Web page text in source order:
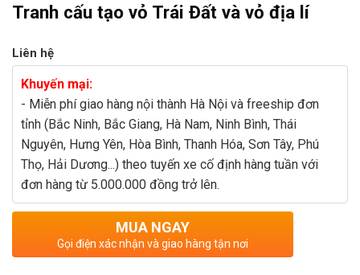
Tranh cấu tạo vỏ Trái Đất và vỏ địa lí
Liên hệ
Khuyến mại:
- Miễn phí giao hàng nội thành Hà Nội và freeship đơn
tỉnh (Bắc Ninh, Bắc Giang, Hà Nam, Ninh Bình, Thái
Nguyên, Hưng Yên, Hòa Bình, Thanh Hóa, Sơn Tây, Phú
Thọ, Hải Dương...) theo tuyến xe cố định hàng tuần với
đơn hàng từ 5.000.000 đồng trở lên.
MUA NGAY
Gọi điện xác nhận và giao hàng tận nơi